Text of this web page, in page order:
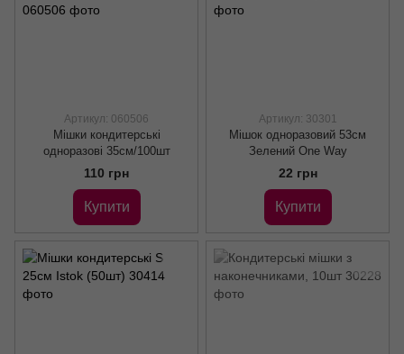
Артикул: 060506
Мішки кондитерські
одноразові 35см/100шт
110 грн
Купити
Артикул: 30301
Мішок одноразовий 53см
Зелений One Way
22 грн
Купити